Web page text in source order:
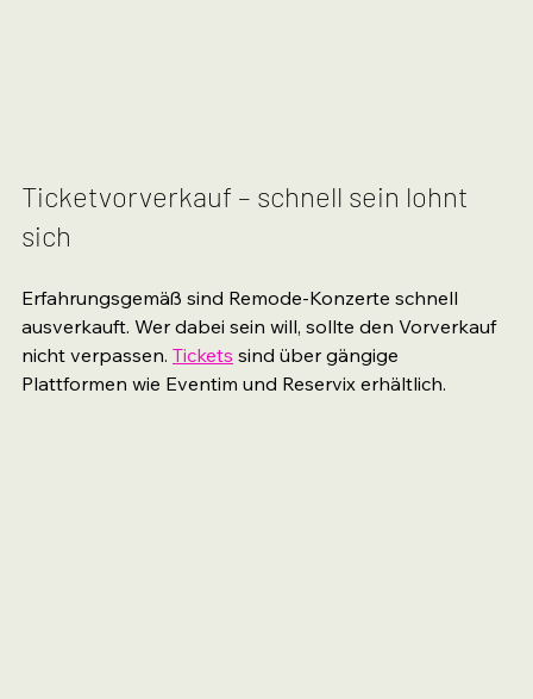
Ticketvorverkauf – schnell sein lohnt
sich
Erfahrungsgemäß sind Remode-Konzerte schnell
ausverkauft. Wer dabei sein will, sollte den Vorverkauf
nicht verpassen. Tickets sind über gängige
Plattformen wie Eventim und Reservix erhältlich.